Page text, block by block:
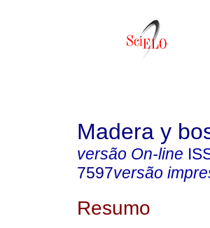
Madera y
versão On-line
7597versão
Resumo